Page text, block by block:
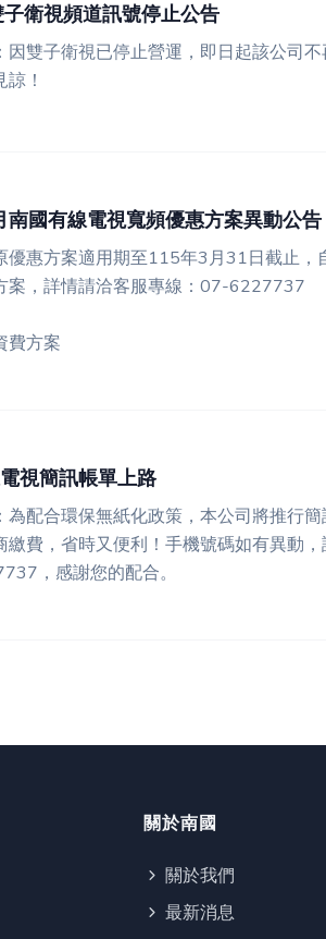
衛視頻道訊號停止公告
因雙子衛視已停止營運，即日起該公司
！
國有線電視寬頻優惠方案異動公告
優惠方案適用期至115年3月31日截止
案，詳情請洽客服專線：07-6227737
費方案
視簡訊帳單上路
為配合環保無紙化政策，本公司將推行
繳費，省時又便利！手機號碼如有異動
，感謝您的配合。
關於南國
關於我們
最新消息